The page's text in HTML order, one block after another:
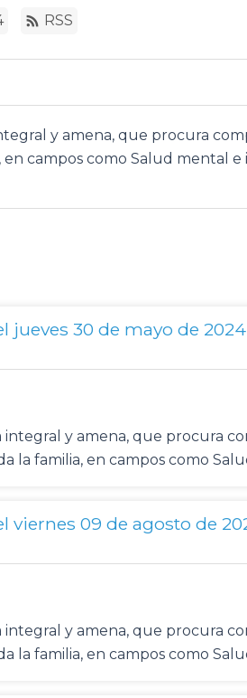
RSS
y amena, que procura
campos como Salud mental
jueves 30 de mayo de 2024
integral y amena, que procura
la familia, en campos como
viernes 09 de agosto de
integral y amena, que procura
la familia, en campos como